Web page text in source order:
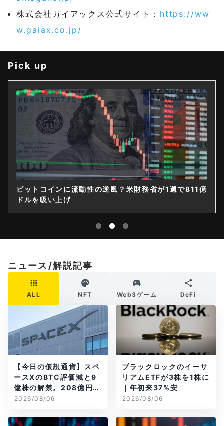
株式会社ガイアックス公式サイト： https://ww
w.gaiax.co.jp/
Pick up
ゲームストップ、保有4710BTCのうち直接保有は1枚
｜14億ドル社債を株式化
ニュース/解説記事
ALL NFT Web3ゲーム DeFi
【今日の仮想通貨】スペ
ースXのBTC評価減と9
億株の解禁。208億円相
当のBTCが盗難
2026/08/06
ブラックロックのイーサ
リアムETFが3株を1株に
｜年初来37%安
2026/08/06